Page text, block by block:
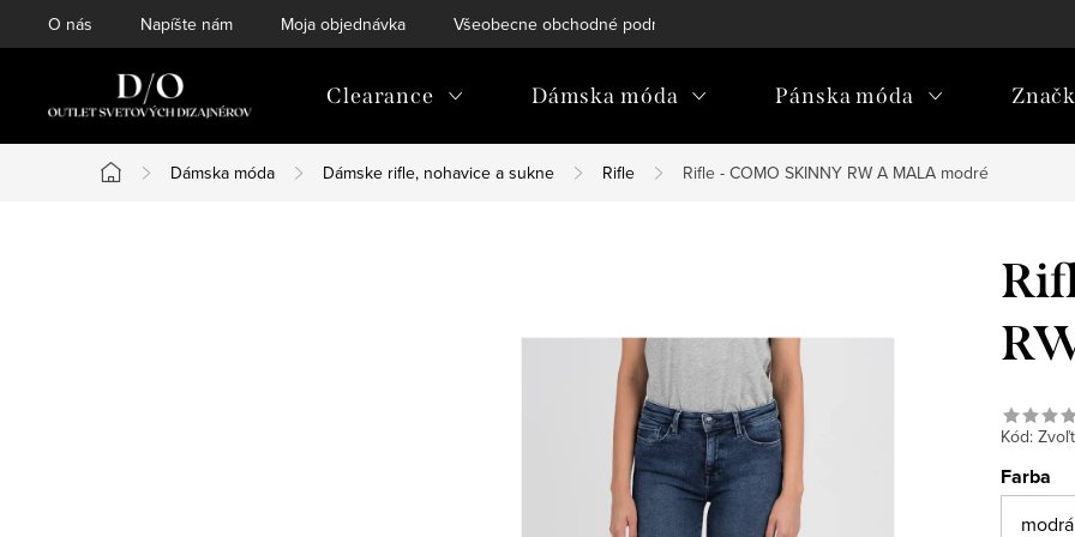
na
O nás Napíšte nám Moja objednávka Všeobecne obchodné podmienky
Clearance Dámska móda Pánska móda
Domov
Dámska móda Dámske rifle, nohavice a sukne Rifle Rifle - COMO SKINNY RW A MALA modré
Kód:
Farba